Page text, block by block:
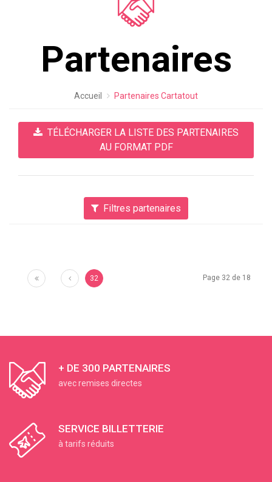
Partenaires
Accueil Partenaires Cartatout
TÉLÉCHARGER LA LISTE DES PARTENAIRES
AU FORMAT PDF
Filtres partenaires
Premier Précédent
32 Page 32 de 18
+ DE 300 PARTENAIRES
avec remises directes
SERVICE BILLETTERIE
à tarifs réduits